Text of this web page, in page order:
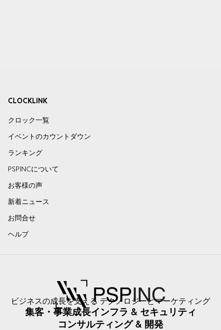
CLOCKLINK
クロック一覧
イベントのカウントダウン
ランキング
PSPINCについて
お客様の声
新着ニュース
お問合せ
ヘルプ
ビジネスの成長を支える テクノロジーとマーケティング
集客・事業成長インフラ & セキュリティ
コンサルティング & 開発